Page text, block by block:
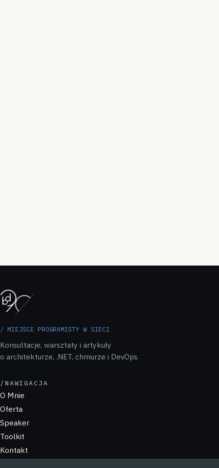
/ MIEJSCE PROGRAMISTY W SIECI
Konsultacje, warsztaty i artykuły
o architekturze, .NET, chmurze i DevOps.
NAWIGACJA
O Mnie
Oferta
Speaker
Toolkit
Kontakt